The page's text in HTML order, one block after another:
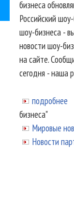
бизнеса
Российский
шоу-бизнеса -
новости шоу-
на сайте.
сегодня - наша
подробнее
бизнеса"
Мировые
Новости